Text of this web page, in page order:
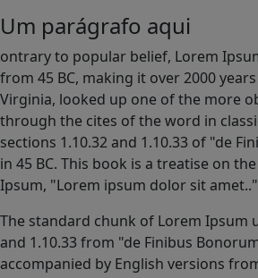
Um parágrafo aqui
ontrary to popular belief, Lorem
from 45 BC, making it over 2000
Virginia, looked up one of the more
through the cites of the word in
sections 1.10.32 and 1.10.33 of "de
in 45 BC. This book is a treatise on
Ipsum, "Lorem ipsum dolor sit
The standard chunk of Lorem Ipsum
and 1.10.33 from "de Finibus
accompanied by English versions